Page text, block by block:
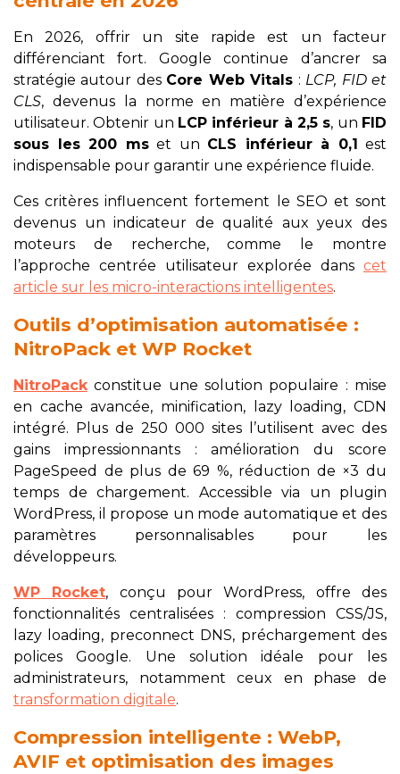
En 2026, offrir un site rapide est un facteur
différenciant fort. Google continue d’ancrer sa
stratégie autour des Core Web Vitals : LCP, FID et
CLS, devenus la norme en matière d’expérience
utilisateur. Obtenir un LCP inférieur à 2,5 s, un FID
sous les 200 mset un CLS inférieur à 0,1
est
indispensable pour garantir une expérience fluide.
Ces critères influencent fortement le SEO et sont
devenus un indicateur de qualité aux yeux des
moteurs de recherche, comme le montre
l’approche centrée utilisateur explorée dans cet
article sur les micro-interactions intelligentes.
Outils d’optimisation automatisée :
NitroPack et WP Rocket
NitroPackconstitue une solution populaire : mise
en cache avancée, minification, lazy loading, CDN
intégré. Plus de 250 000 sites l’utilisent avec des
gains impressionnants : amélioration du score
PageSpeed de plus de 69 %, réduction de ×3 du
temps de chargement. Accessible via un plugin
WordPress, il propose un mode automatique et des
paramètres personnalisables pour les
développeurs.
WP Rocket, conçu pour WordPress, offre des
fonctionnalités centralisées : compression CSS/JS,
lazy loading, preconnect DNS, préchargement des
polices Google. Une solution idéale pour les
administrateurs, notamment ceux en phase de
transformation digitale.
Compression intelligente : WebP,
AVIF et optimisation des images